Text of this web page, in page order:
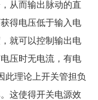
从而输出脉动的直
得电压低于输入电
就可以控制输出电
压时无电流，有电
此理论上开关管担负
这使得开关电源效